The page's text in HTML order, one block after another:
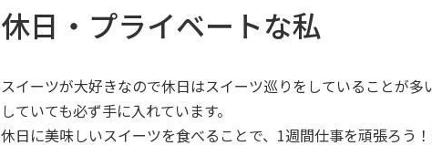
休日・プライベートな私
スイーツが大好きなので休日はスイーツ巡りをしていることが
していても必ず手に入れています。
休日に美味しいスイーツを食べることで、1週間仕事を頑張ろう